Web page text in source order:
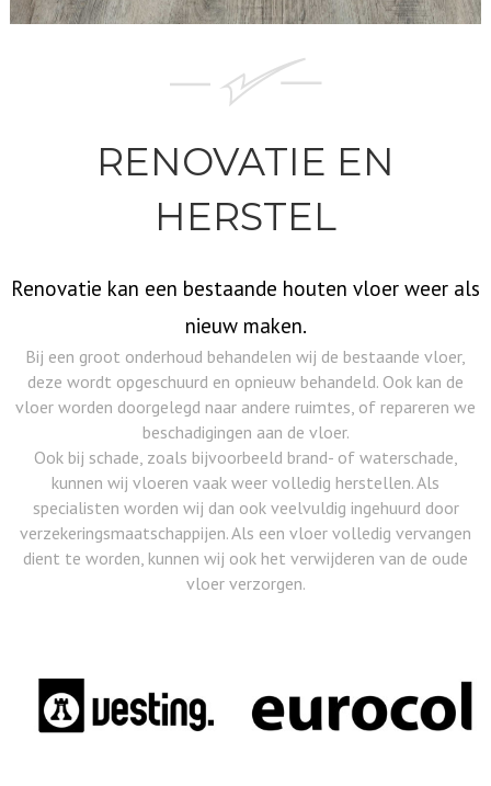
RENOVATIE EN
HERSTEL
Renovatie kan een bestaande houten vloer weer als
nieuw maken.
Bij een groot onderhoud behandelen wij de bestaande vloer,
deze wordt opgeschuurd en opnieuw behandeld. Ook kan de
vloer worden doorgelegd naar andere ruimtes, of repareren we
beschadigingen aan de vloer.
Ook bij schade, zoals bijvoorbeeld brand- of waterschade,
kunnen wij vloeren vaak weer volledig herstellen. Als
specialisten worden wij dan ook veelvuldig ingehuurd door
verzekeringsmaatschappijen. Als een vloer volledig vervangen
dient te worden, kunnen wij ook het verwijderen van de oude
vloer verzorgen.